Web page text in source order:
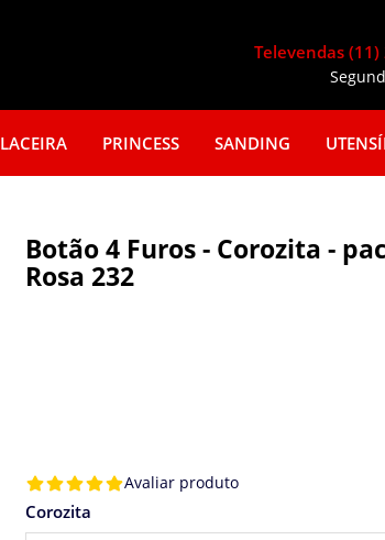
Televendas
LACEIRA PRINCESS SANDING
Botão 4 Furos - Corozita -
Rosa 232
Avaliar produto
Corozita